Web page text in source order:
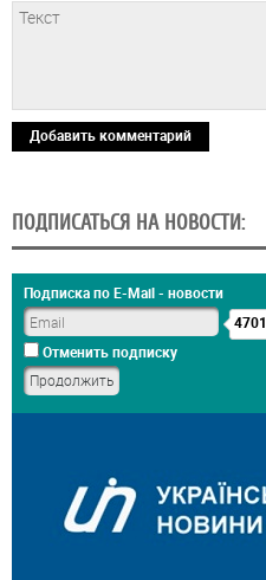
Добавить комментарий
ПОДПИСАТЬСЯ НА НОВОСТИ:
Подписка по E-Mail - новости
4701
Отменить подписку